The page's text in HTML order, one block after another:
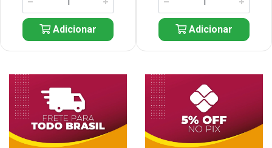
Adicionar Adicionar